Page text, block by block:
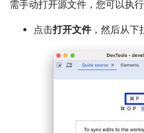
需手动打开源文件，您可以执
点击打开文件，然后从下